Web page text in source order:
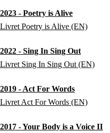
2023 - Poetry is Alive
Livret Poetry is Alive (EN)
2022 - Sing In Sing Out
Livret Sing In Sing Out (EN)
2019 - Act For Words
Livret Act For Words (EN)
2017 - Your Body is a Voice II